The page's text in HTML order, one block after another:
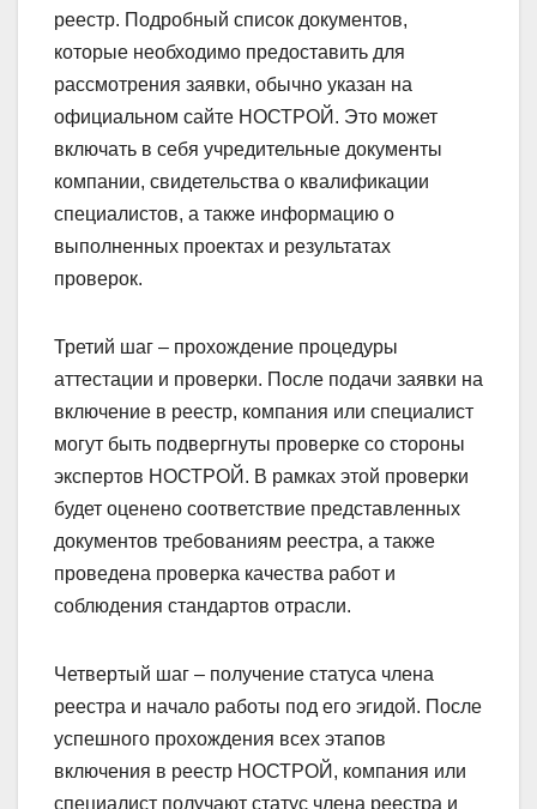
документов и заявление на включение в
реестр. Подробный список документов,
которые необходимо предоставить для
рассмотрения заявки, обычно указан на
официальном сайте НОСТРОЙ. Это может
включать в себя учредительные документы
компании, свидетельства о квалификации
специалистов, а также информацию о
выполненных проектах и результатах
Третий шаг – прохождение процедуры
аттестации и проверки. После подачи заявки на
включение в реестр, компания или специалист
могут быть подвергнуты проверке со стороны
экспертов НОСТРОЙ. В рамках этой проверки
будет оценено соответствие представленных
документов требованиям реестра, а также
проведена проверка качества работ и
Четвертый шаг – получение статуса члена
реестра и начало работы под его эгидой. После
успешного прохождения всех этапов
включения в реестр НОСТРОЙ, компания или